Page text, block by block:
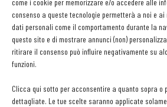
come i cookie per memorizzare e/o accedere alle
consenso a queste tecnologie permetterà a noi e
dati personali come il comportamento durante la
questo sito e di mostrare annunci (non)
ritirare il consenso può influire negativamente su
funzioni.
Clicca qui sotto per acconsentire a quanto sopra o
dettagliate. Le tue scelte saranno applicate
EDICOLA WEB